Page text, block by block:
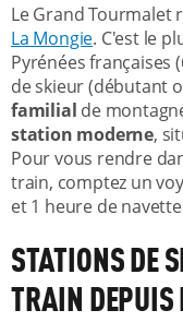
Le Grand Tourmalet
La Mongie. C'est le
Pyrénées françaises
de skieur (débutant
familial de
station moderne,
Pour vous rendre
train, comptez un
et 1 heure de
STATIONS DE
TRAIN DEPUIS